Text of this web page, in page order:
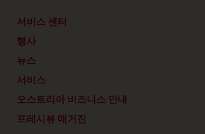
서비스 센터
행사
뉴스
서비스
오스트리아 비즈니스 안내
프레시뷰 매거진